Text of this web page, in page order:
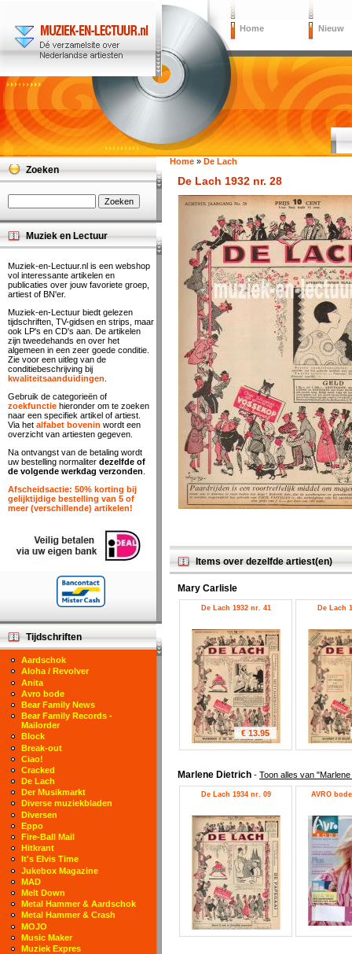
Home Nieuw
Home » De Lach
De Lach 1932 nr. 28
Items over dezelfde artiest(en)
Mary Carlisle
De Lach 1932 nr. 41
€ 13.95
De Lach
Marlene Dietrich - Toon alles van
De Lach 1934 nr. 09 AVRO
Zoeken
Muziek en Lectuur
Muziek-en-Lectuur.nl is een webshop
vol interessante artikelen en
publicaties over jouw favoriete groep,
artiest of BN'er.
Muziek-en-Lectuur biedt gelezen
tijdschriften, TV-gidsen en strips, maar
ook LP's en CD's aan. De artikelen
zijn tweedehands en over het
algemeen in een zeer goede conditie.
Zie voor een uitleg van de
conditiebeschrijving bij
kwaliteitsaanduidingen
Gebruik de categorieën of
zoekfunctie hieronder om te zoeken
naar een specifiek artikel of artiest.
Via het alfabet bovenin wordt een
overzicht van artiesten gegeven.
Na ontvangst van de betaling wordt
uw bestelling normaliter dezelfde of
de volgende werkdag verzonden
Afscheidsactie: 50% korting bij
gelijktijdige bestelling van 5 of
meer (verschillende) artikelen!
Tijdschriften
Aardschok
Aloha / Revolver
Anita
Avro bode
Bear Family News
Bear Family Records -
Mailorder
Block
Break-out
Ciao!
Cracked
De Lach
Der Musikmarkt
Diverse muziekbladen
Diversen
Eppo
Fire-Ball Mail
Hitkrant
It's Elvis Time
Jukebox Magazine
MAD
Melt Down
Metal Hammer & Aardschok
Metal Hammer & Crash
MOJO
Music Maker
Muziek Expres